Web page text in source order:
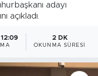
adayı
açıkladı.
2 DK
OKUNMA SÜRESI